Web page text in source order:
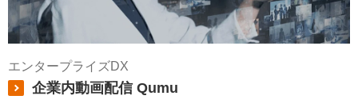
エンタープライズDX
企業内動画配信 Qumu